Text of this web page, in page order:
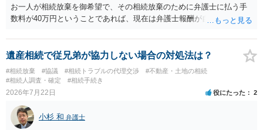
お一人が相続放棄を御希望で、その相続放棄のために弁護士に払う手
数料が40万円ということであれば、現在は弁護士報酬が自由化されて
です。 ただ、弁護士に払う手数料とは別に戸籍の用意に一定の実費が
かかることになりますので、その費用も支払うべきものとして頭に置
が、旦那様の収入や財産にもよりますが、法テラスに御連絡なさって
弁護士との相談を予約して受任してもらうのが一番安上がりでしょ
らい（希望者が多く予約できてもしばらく先になる）ようですので、
比較的短い熟慮期間のことを考えると、来週早々すぐにでも御連絡す
遺産相続で従兄弟が協力しない場合の対処法は？
#相続放棄 #協議 #相続トラブルの代理交渉
#不動産・土地の相続
#相続人調査・確定
#相続手続き
2026年7月22日 役にたった 2
小杉 和 弁護士